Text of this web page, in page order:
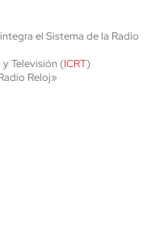
el Sistema de la Radio
Televisión (ICRT)
Reloj»